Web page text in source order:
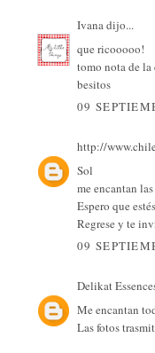
Ivanadijo...
que ricooooo!
tomo nota de
besitos
09
http://
Sol
me encantan
Espero que
Regrese y te
09
Delikat
Me encantan
Las fotos